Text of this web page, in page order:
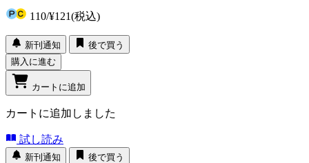
110/¥121(税込)
新刊通知
後で買う
購入に進む
カートに追加
カートに追加しました
試し読み
新刊通知 後で買う